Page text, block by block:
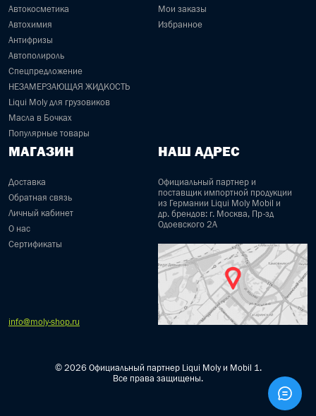
Автокосметика
Автохимия
Антифризы
Автополироль
Спецпредложение
НЕЗАМЕРЗАЮЩАЯ ЖИДКОСТЬ
Liqui Moly для грузовиков
Масла в Бочках
Популярные товары
Мои заказы
Избранное
МАГАЗИН
Доставка
Обратная связь
Личный кабинет
О нас
Сертификаты
НАШ АДРЕС
Официальный партнер и
поставщик импортной продукции
из Германии Liqui Moly Mobil и
др. брендов: г. Москва, Пр-зд
Одоевского 2А
info@moly-shop.ru
© 2026 Официальный партнер Liqui Moly и Mobil 1.
Все права защищены.